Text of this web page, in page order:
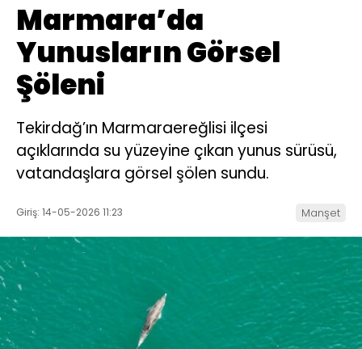
Marmara’da
Yunusların Görsel
Şöleni
Tekirdağ’ın Marmaraereğlisi ilçesi
açıklarında su yüzeyine çıkan yunus sürüsü,
vatandaşlara görsel şölen sundu.
Giriş: 14-05-2026 11:23 Manşet